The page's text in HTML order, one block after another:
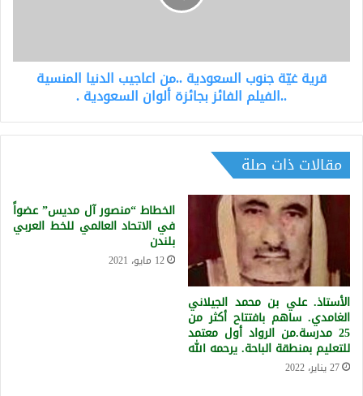
..الفيلم
السعودية
قرية غيّة جنوب السعودية ..من اعاجيب الدنيا المنسية
..الفيلم الفائز بجائزة ألوان السعودية .
مقالات ذات صلة
الأستاذ. علي بن محمد الجيلاني
الغامدي. ساهم بافتتاح أكثر من
25 مدرسة.من الرواد أول معتمد
للتعليم بمنطقة الباحة. يرحمه الله
27 يناير، 2022
الخطاط “منصور آل مديس” عضواً
في الاتحاد العالمي للخط العربي
بلندن
12 مايو، 2021